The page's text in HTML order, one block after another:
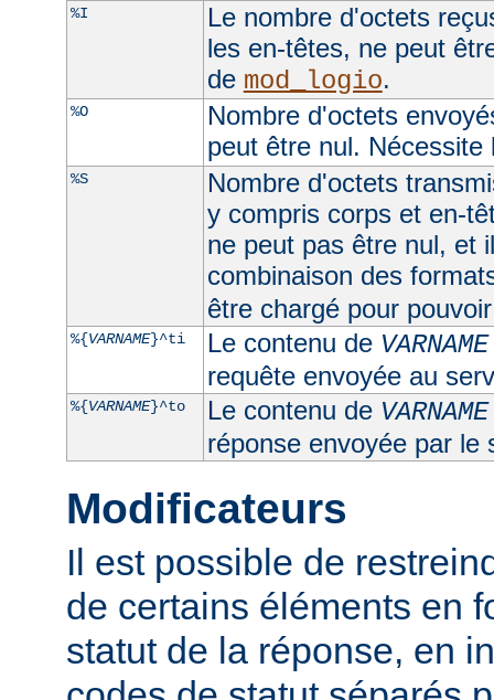
%I
Le nombre d'octets
les en-têtes, ne peut
de mod_logio.
%O
Nombre d'octets
peut être nul.
%S
Nombre d'octets
y compris corps et en-
ne peut pas être nul, et
combinaison des
être chargé pour
%{VARNAME}^ti Le contenu de VARNAME
requête envoyée au
%{VARNAME}^to Le contenu de VARNAME
réponse envoyée par le
Modificateurs
Il est possible de
de certains éléments en
statut de la réponse, en